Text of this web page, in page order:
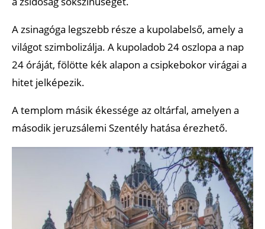
A zsinagóga legszebb része a kupolabelső, amely a
világot szimbolizálja. A kupoladob 24 oszlopa a nap
24 óráját, fölötte kék alapon a csipkebokor virágai a
hitet jelképezik.
A templom másik ékessége az oltárfal, amelyen a
második jeruzsálemi Szentély hatása érezhető.